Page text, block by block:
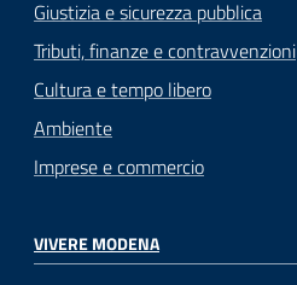
Giustizia e sicurezza pubblica
Tributi, finanze e contravvenzioni
Cultura e tempo libero
Ambiente
Imprese e commercio
VIVERE MODENA